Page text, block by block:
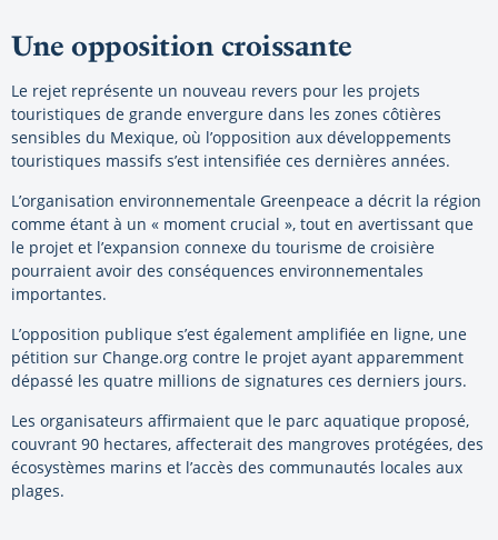
Une opposition croissante
Le rejet représente un nouveau revers pour les projets
touristiques de grande envergure dans les zones côtières
sensibles du Mexique, où l’opposition aux développements
touristiques massifs s’est intensifiée ces dernières années.
L’organisation environnementale Greenpeace a décrit la région
comme étant à un « moment crucial », tout en avertissant que
le projet et l’expansion connexe du tourisme de croisière
pourraient avoir des conséquences environnementales
importantes.
L’opposition publique s’est également amplifiée en ligne, une
pétition sur Change.org contre le projet ayant apparemment
dépassé les quatre millions de signatures ces derniers jours.
Les organisateurs affirmaient que le parc aquatique proposé,
couvrant 90 hectares, affecterait des mangroves protégées, des
écosystèmes marins et l’accès des communautés locales aux
plages.